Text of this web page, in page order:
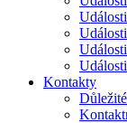
Kontakty